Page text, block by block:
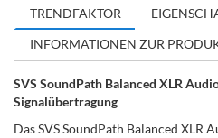
TRENDFAKTOR
INFORMATIONEN ZUR
SVS SoundPath Balanced XLR
Signalübertragung
Das SVS SoundPath Balanced XLR